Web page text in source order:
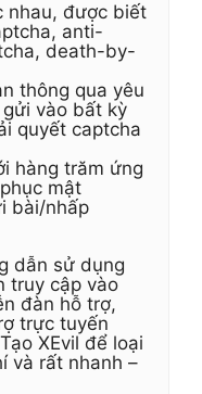
nhau, được biết
anti-
death-by-
thông qua yêu
vào bất kỳ
quyết captcha
hàng trăm ứng
mật
bài/nhấp
dẫn sử dụng
truy cập vào
đàn hỗ trợ,
trực tuyến
XEvil để loại
và rất nhanh –